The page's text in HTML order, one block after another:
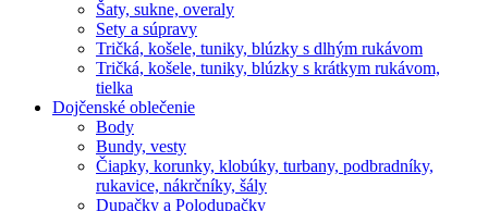
Šaty, sukne, overaly
Sety a súpravy
Tričká, košele, tuniky, blúzky s dlhým rukávom
Tričká, košele, tuniky, blúzky s krátkym rukávom,
tielka
Dojčenské oblečenie
Body
Bundy, vesty
Čiapky, korunky, klobúky, turbany, podbradníky,
rukavice, nákrčníky, šály
Dupačky a Polodupačky